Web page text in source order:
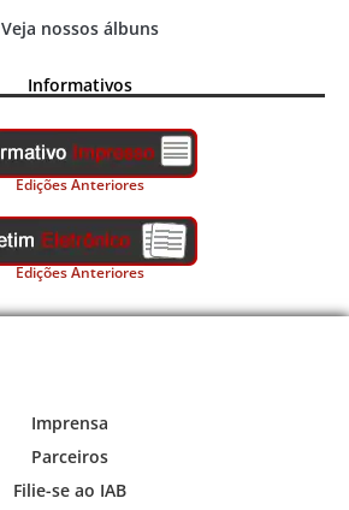
Veja nossos álbuns
Informativos
Edições Anteriores
Edições Anteriores
Imprensa
Parceiros
Filie-se ao IAB